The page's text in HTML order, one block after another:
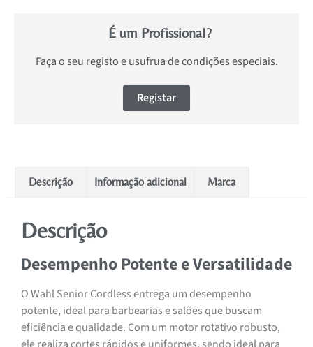
É um Profissional?
Faça o seu registo e usufrua de condições especiais.
Registar
Descrição Informação adicional Marca
Descrição
Desempenho Potente e Versatilidade
O Wahl Senior Cordless entrega um desempenho
potente, ideal para barbearias e salões que buscam
eficiência e qualidade. Com um motor rotativo robusto,